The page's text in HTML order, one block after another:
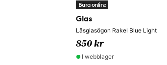
Bara online
Glas
Läsglasögon Rakel Blue Light
850 kr
I webblager